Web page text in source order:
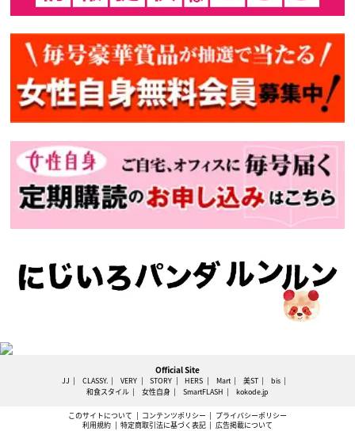
Official Site
JJ CLASSY. VERY STORY HERS Mart 美ST
bis
和食スタイル
女性自身 SmartFLASH kokode.jp
このサイトについて コンテンツポリシー
プライバシーポリシー
利用規約
特定商取引法に基づく表記
広告掲載について